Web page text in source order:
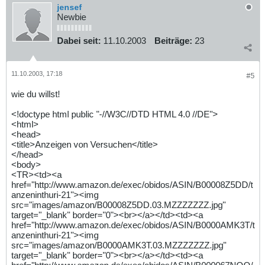
jensef
Newbie
Dabei seit: 11.10.2003 Beiträge: 23
#5
11.10.2003, 17:18
wie du willst!
<!doctype html public "-//W3C//DTD HTML 4.0 //DE">
<html>
<head>
<title>Anzeigen von Versuchen</title>
</head>
<body>
<TR><td><a
href="http://www.amazon.de/exec/obidos/ASIN/B00008Z5DD/t
anzeninthuri-21"><img
src="images/amazon/B00008Z5DD.03.MZZZZZZZ.jpg"
target="_blank" border="0"><br></a></td><td><a
href="http://www.amazon.de/exec/obidos/ASIN/B0000AMK3T/t
anzeninthuri-21"><img
src="images/amazon/B0000AMK3T.03.MZZZZZZZ.jpg"
target="_blank" border="0"><br></a></td><td><a